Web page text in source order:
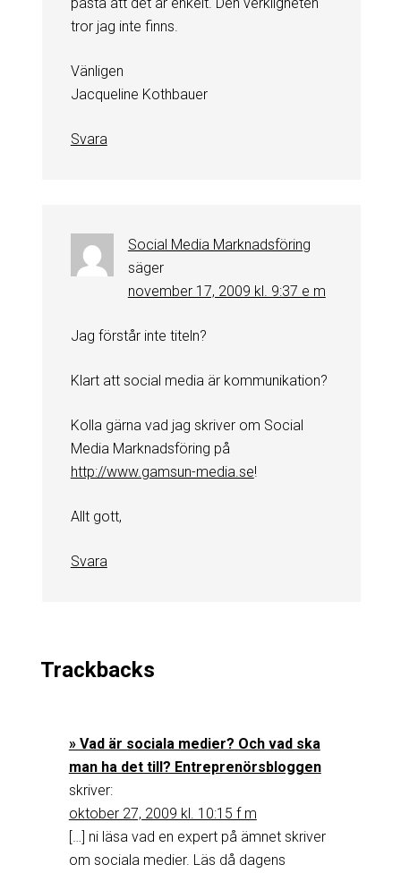
tror jag inte finns.
Vänligen
Jacqueline Kothbauer
Svara
Social Media Marknadsföring
säger
november 17, 2009 kl. 9:37 e m
Jag förstår inte titeln?
Klart att social media är kommunikation?
Kolla gärna vad jag skriver om Social
Media Marknadsföring på
http://www.gamsun-media.se!
Allt gott,
Svara
Trackbacks
» Vad är sociala medier? Och vad ska
man ha det till? Entreprenörsbloggen
skriver:
oktober 27, 2009 kl. 10:15 f m
[…] ni läsa vad en expert på ämnet skriver
om sociala medier. Läs då dagens